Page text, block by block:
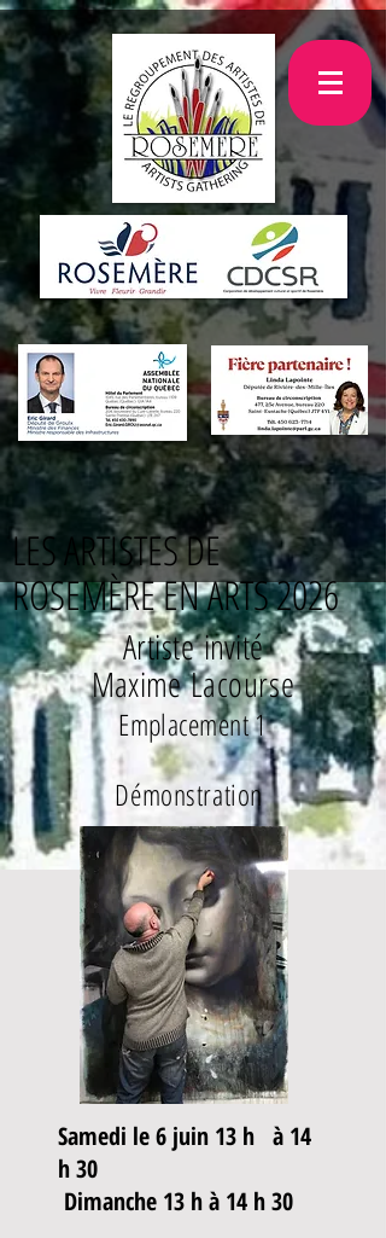
LES ARTISTES DE
ROSEMÈRE EN ARTS 2026
Artisteinvité
MaximeLacourse
Emplacement1
Démonstration
Samedi le 6 juin 13 h à 14
h 30
Dimanche 13 h à 14 h​ 30